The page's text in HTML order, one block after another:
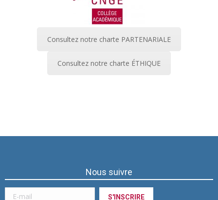
Consultez notre charte PARTENARIALE
Consultez notre charte ÉTHIQUE
Nous suivre